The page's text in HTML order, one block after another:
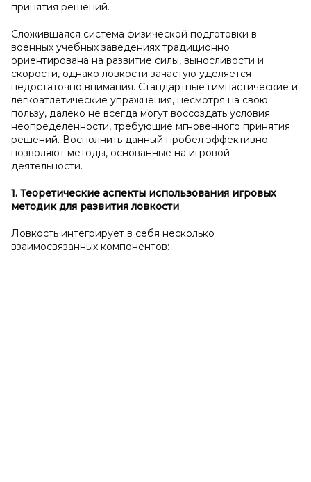
принятия решений.
Сложившаяся система физической подготовки в
военных учебных заведениях традиционно
ориентирована на развитие силы, выносливости и
скорости, однако ловкости зачастую уделяется
недостаточно внимания. Стандартные гимнастические и
легкоатлетические упражнения, несмотря на свою
пользу, далеко не всегда могут воссоздать условия
неопределенности, требующие мгновенного принятия
решений. Восполнить данный пробел эффективно
позволяют методы, основанные на игровой
деятельности.
1. Теоретические аспекты использования игровых
методик для развития ловкости
Ловкость интегрирует в себя несколько
взаимосвязанных компонентов: